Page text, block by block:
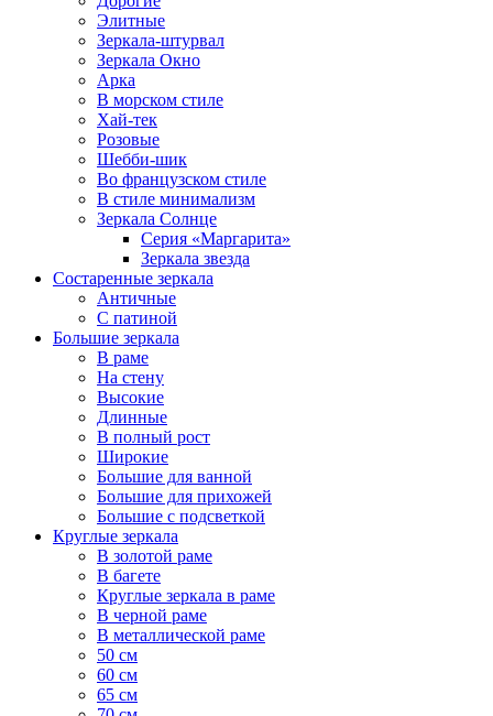
Элитные
Зеркала-штурвал
Зеркала Окно
Арка
В морском стиле
Хай-тек
Розовые
Шебби-шик
Во французском стиле
В стиле минимализм
Зеркала Солнце
Серия «Маргарита»
Зеркала звезда
Состаренные зеркала
Античные
С патиной
Большие зеркала
В раме
На стену
Высокие
Длинные
В полный рост
Широкие
Большие для ванной
Большие для прихожей
Большие с подсветкой
Круглые зеркала
В золотой раме
В багете
Круглые зеркала в раме
В черной раме
В металлической раме
50 см
60 см
65 см